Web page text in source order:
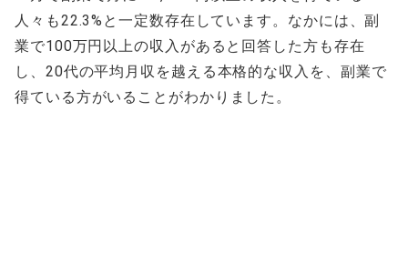
人々も22.3%と一定数存在しています。なかには、副
業で100万円以上の収入があると回答した方も存在
し、20代の平均月収を越える本格的な収入を、副業で
得ている方がいることがわかりました。